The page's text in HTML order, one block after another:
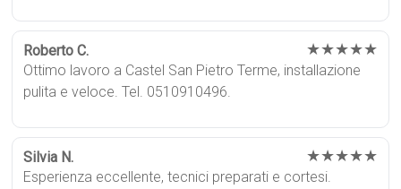
Roberto C. ★★★★★
Ottimo lavoro a Castel San Pietro Terme, installazione
pulita e veloce. Tel. 0510910496.
Silvia N. ★★★★★
Esperienza eccellente, tecnici preparati e cortesi.